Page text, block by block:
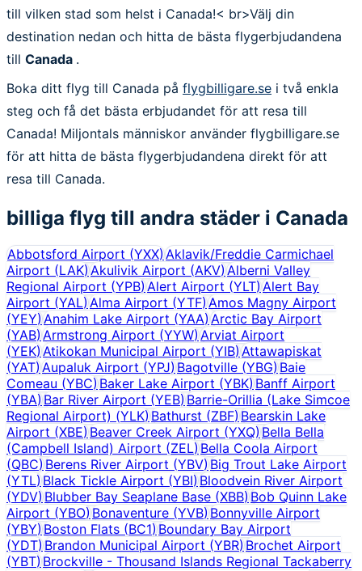
till vilken stad som helst i Canada!< br>Välj din
destination nedan och hitta de bästa flygerbjudandena
till Canada .
Boka ditt flyg till Canada på flygbilligare.se i två enkla
steg och få det bästa erbjudandet för att resa till
Canada! Miljontals människor använder flygbilligare.se
för att hitta de bästa flygerbjudandena direkt för att
resa till Canada.
billiga flyg till andra städer i Canada
Abbotsford Airport (YXX)Aklavik/Freddie Carmichael
Airport (LAK)Akulivik Airport (AKV) Alberni Valley
Regional Airport (YPB)Alert Airport (YLT) Alert Bay
Airport (YAL)Alma Airport (YTF) Amos Magny Airport
(YEY)Anahim Lake Airport (YAA)Arctic Bay Airport
(YAB)Armstrong Airport (YYW) Arviat Airport
(YEK)Atikokan Municipal Airport (YIB) Attawapiskat
(YAT)Aupaluk Airport (YPJ) Bagotville (YBG) Baie
Comeau (YBC)Baker Lake Airport (YBK) Banff Airport
(YBA)Bar River Airport (YEB) Barrie-Orillia (Lake Simcoe
Regional Airport) (YLK)Bathurst (ZBF) Bearskin Lake
Airport (XBE)Beaver Creek Airport (YXQ) Bella Bella
(Campbell Island) Airport (ZEL)Bella Coola Airport
(QBC)Berens River Airport (YBV) Big Trout Lake Airport
(YTL)Black Tickle Airport (YBI) Bloodvein River Airport
(YDV)Blubber Bay Seaplane Base (XBB) Bob Quinn Lake
Airport (YBO)Bonaventure (YVB) Bonnyville Airport
(YBY)Boston Flats (BC1) Boundary Bay Airport
(YDT)Brandon Municipal Airport (YBR) Brochet Airport
(YBT)Brockville - Thousand Islands Regional Tackaberry